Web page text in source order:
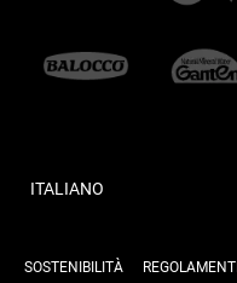
ITALIANO
SOSTENIBILITÀ REGOLAMENTI